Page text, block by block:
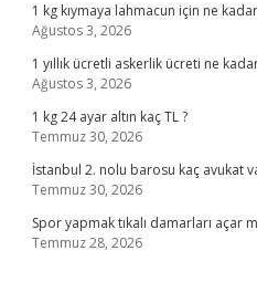
1 kg kıymaya lahmacun için ne
Ağustos 3, 2026
1 yıllık ücretli askerlik ücreti ne
Ağustos 3, 2026
1 kg 24 ayar altın kaç TL ?
Temmuz 30, 2026
İstanbul 2. nolu barosu kaç avukat
Temmuz 30, 2026
Spor yapmak tıkalı damarları açar
Temmuz 28, 2026